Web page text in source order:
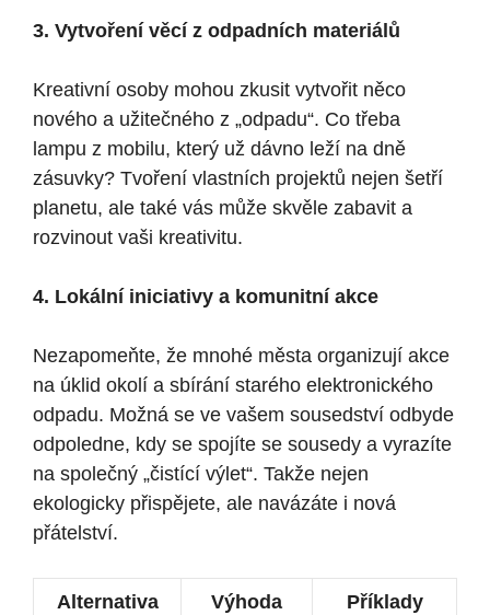
3. Vytvoření věcí z odpadních materiálů
Kreativní osoby mohou zkusit vytvořit něco
nového a užitečného z „odpadu“. Co třeba
lampu z mobilu, který už dávno leží na dně
zásuvky? Tvoření vlastních projektů nejen šetří
planetu, ale také vás může skvěle zabavit a
rozvinout vaši kreativitu.
4. Lokální iniciativy a komunitní akce
Nezapomeňte, že mnohé města organizují akce
na úklid okolí a sbírání starého elektronického
odpadu. Možná se ve vašem sousedství odbyde
odpoledne, kdy se spojíte se sousedy a vyrazíte
na společný „čistící výlet“. Takže nejen
ekologicky přispějete, ale navázáte i nová
přátelství.
Alternativa Výhoda Příklady